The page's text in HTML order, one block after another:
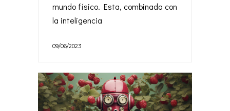
mundo físico. Esta, combinada con
la inteligencia
09/06/2023